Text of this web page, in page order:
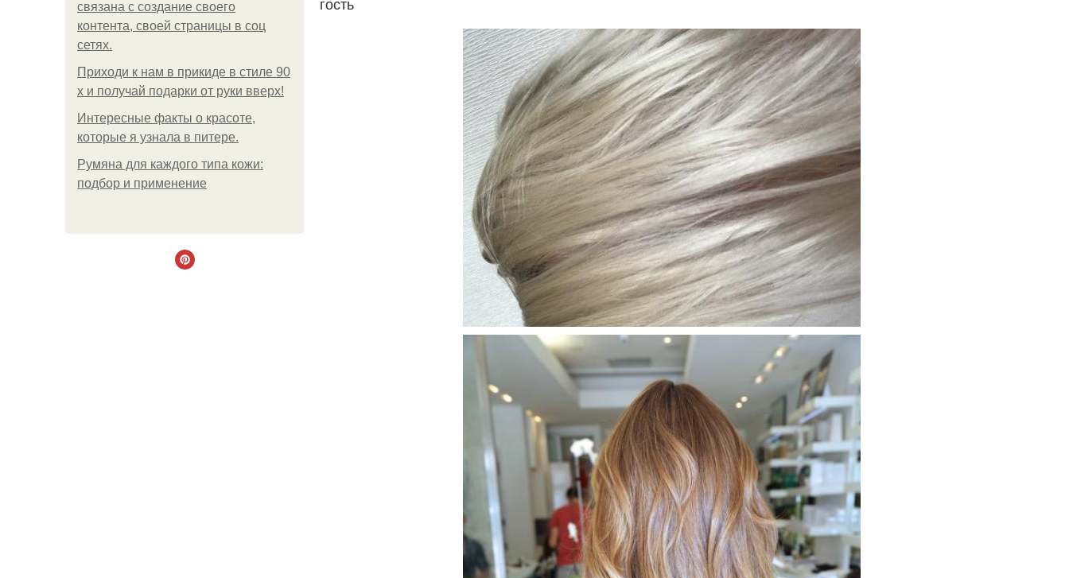
связана с создание своего
контента, своей страницы в соц
сетях.
Приходи к нам в прикиде в стиле 90
х и получай подарки от руки вверх!
Интересные факты о красоте,
которые я узнала в питере.
Румяна для каждого типа кожи:
подбор и применение